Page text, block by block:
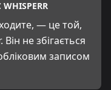
— це той,
не збігається
записом